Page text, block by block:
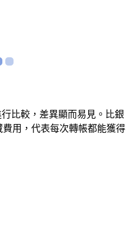
比較，差異顯而易見。比銀
用，代表每次轉帳都能獲得